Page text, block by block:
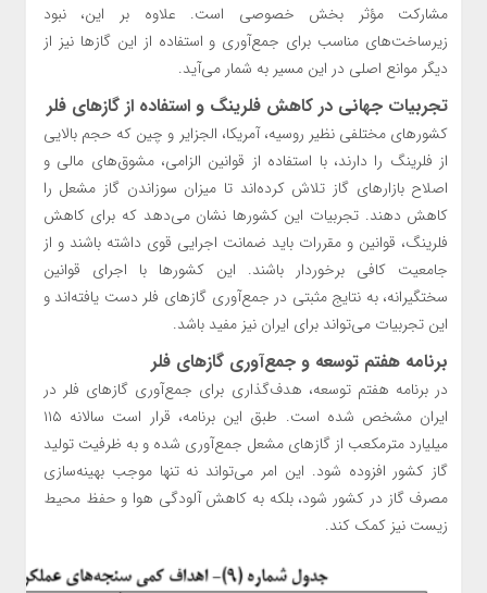
مشارکت مؤثر بخش خصوصی است. علاوه بر این، نبود
زیرساخت‌های مناسب برای جمع‌آوری و استفاده از این گازها نیز از
دیگر موانع اصلی در این مسیر به شمار می‌آید.
تجربیات جهانی در کاهش فلرینگ و استفاده از گازهای فلر
کشورهای مختلفی نظیر روسیه، آمریکا، الجزایر و چین که حجم بالایی
از فلرینگ را دارند، با استفاده از قوانین الزامی، مشوق‌های مالی و
اصلاح بازارهای گاز تلاش کرده‌اند تا میزان سوزاندن گاز مشعل را
کاهش دهند. تجربیات این کشورها نشان می‌دهد که برای کاهش
فلرینگ، قوانین و مقررات باید ضمانت اجرایی قوی داشته باشند و از
جامعیت کافی برخوردار باشند. این کشورها با اجرای قوانین
سختگیرانه، به نتایج مثبتی در جمع‌آوری گازهای فلر دست یافته‌اند و
این تجربیات می‌تواند برای ایران نیز مفید باشد.
برنامه هفتم توسعه و جمع‌آوری گازهای فلر
در برنامه هفتم توسعه، هدف‌گذاری برای جمع‌آوری گازهای فلر در
ایران مشخص شده است. طبق این برنامه، قرار است سالانه ۱۱۵
میلیارد مترمکعب از گازهای مشعل جمع‌آوری شده و به ظرفیت تولید
گاز کشور افزوده شود. این امر می‌تواند نه تنها موجب بهینه‌سازی
مصرف گاز در کشور شود، بلکه به کاهش آلودگی هوا و حفظ محیط
زیست نیز کمک کند.